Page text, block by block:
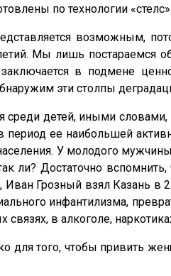
по технологии «стелс».
возможным,
Мы лишь
в подмене
эти столпы
детей, иными словами,
ее наибольшей
У молодого
ли? Достаточно
Грозный взял Казань
инфантилизма,
в алкоголе,
для того, чтобы привить